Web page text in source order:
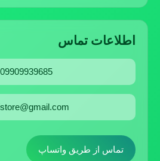
اطلاعات تماس
09909939685
تماس از طریق واتساپ